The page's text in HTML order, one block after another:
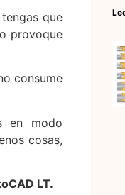
que
provoque
consume
en modo
cosas,
LT.